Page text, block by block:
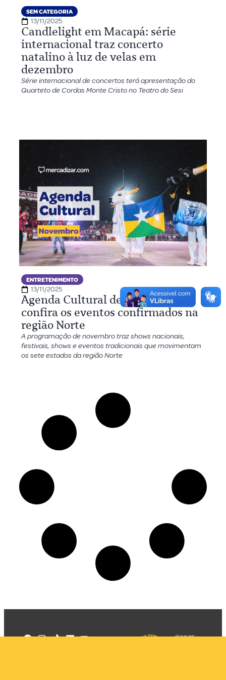
SEM CATEGORIA
13/11/2025
Candlelight em Macapá: série
internacional traz concerto
natalino à luz de velas em
dezembro
Série internacional de concertos terá apresentação do
Quarteto de Cordas Monte Cristo no Teatro do Sesi
ENTRETENIMENTO
13/11/2025
Agenda Cultural de novembro:
confira os eventos confirmados na
região Norte
A programação de novembro traz shows nacionais,
festivais, shows e eventos tradicionais que movimentam
os sete estados da região Norte
©2025